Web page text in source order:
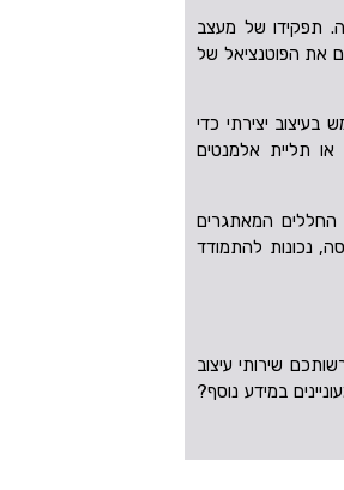
תפקידו של מעצב
את הפוטנציאל של
בעיצוב יצירתי כדי
תליית אלמנטים
החללים המאתגרים
נכונות להתמודד
שירותי עיצוב
במידע נוסף?